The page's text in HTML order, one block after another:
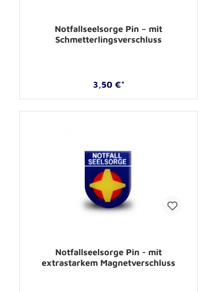
Notfallseelsorge Pin – mit
Schmetterlingsverschluss
3,50 €*
Notfallseelsorge Pin - mit
extrastarkem Magnetverschluss